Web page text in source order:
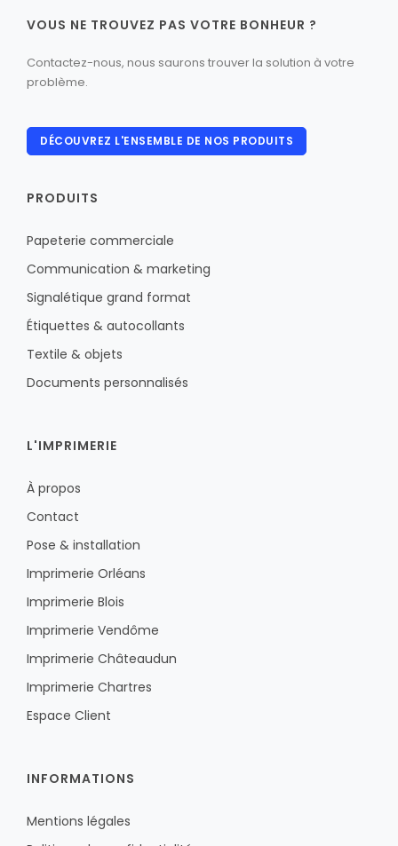
VOUS NE TROUVEZ PAS VOTRE BONHEUR ?
Contactez-nous, nous saurons trouver la solution à votre
problème.
DÉCOUVREZ L'ENSEMBLE DE NOS PRODUITS
PRODUITS
Papeterie commerciale
Communication & marketing
Signalétique grand format
Étiquettes & autocollants
Textile & objets
Documents personnalisés
L'IMPRIMERIE
À propos
Contact
Pose & installation
Imprimerie Orléans
Imprimerie Blois
Imprimerie Vendôme
Imprimerie Châteaudun
Imprimerie Chartres
Espace Client
INFORMATIONS
Mentions légales